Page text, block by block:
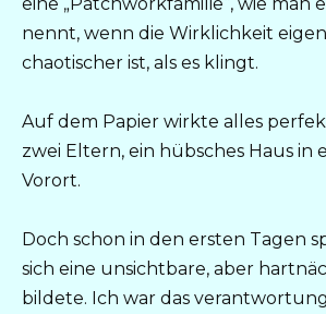
nennt, wenn die Wirklichkeit
chaotischer ist, als es klingt.
Auf dem Papier wirkte alles
zwei Eltern, ein hübsches Haus in
Vorort.
Doch schon in den ersten Tagen
sich eine unsichtbare, aber
bildete. Ich war das